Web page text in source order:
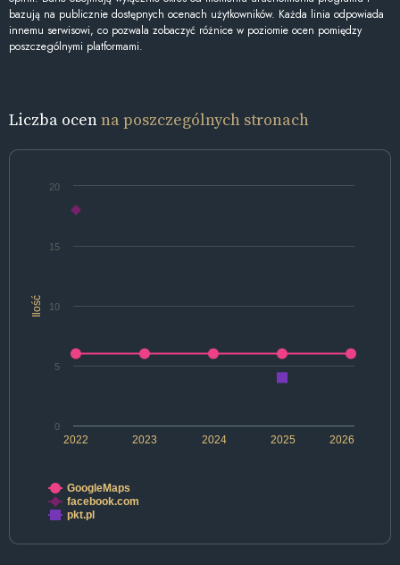
bazują na publicznie dostępnych ocenach użytkowników. Każda linia odpowiada
innemu serwisowi, co pozwala zobaczyć różnice w poziomie ocen pomiędzy
poszczególnymi platformami.
Liczba ocenna poszczególnych stronach
Ilość
2022 2024 2026
2023 2025
10
20
0
5
15
GoogleMaps
facebook.com
pkt.pl